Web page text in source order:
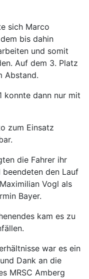
sich Marco
bis dahin
und somit
Auf dem 3. Platz
Abstand.
konnte dann nur mit
zum Einsatz
die Fahrer ihr
beendeten den Lauf
Vogl als
Bayer.
kam es zu
war es ein
Dank an die
MRSC Amberg